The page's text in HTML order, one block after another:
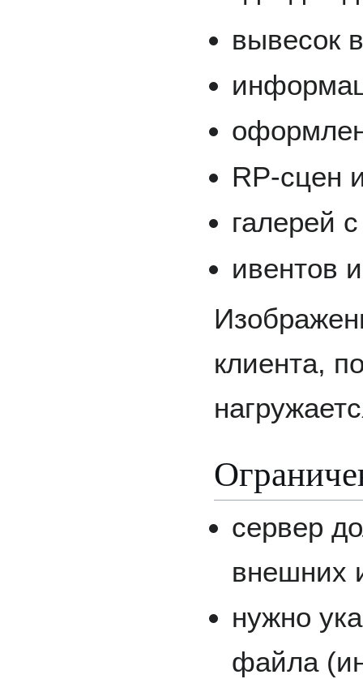
вывесок
RP-сцен
галерей
ивентов
клиента,
сервер
внешних
нужно
файла